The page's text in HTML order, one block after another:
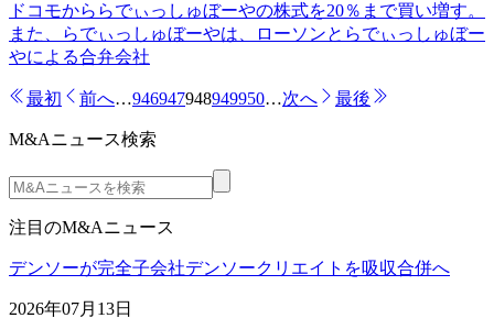
ドコモかららでぃっしゅぼーやの株式を20％まで買い増す。
また、らでぃっしゅぼーやは、ローソンとらでぃっしゅぼー
やによる合弁会社
最初 前へ…946947948949950…次へ 最後
M&Aニュース検索
注目のM&Aニュース
デンソーが完全子会社デンソークリエイトを吸収合併へ
2026年07月13日